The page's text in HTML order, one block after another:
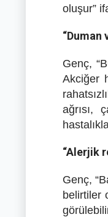
oluşur”
“Duman
Genç,
Akciğer
ağrısı,
“Alerjik
Genç,
belirtiler